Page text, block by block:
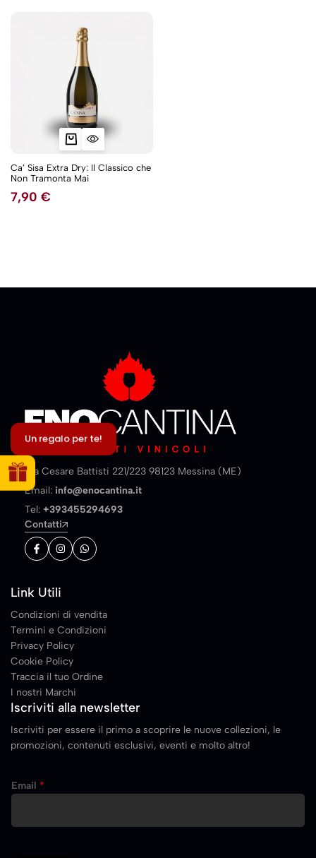
Ca’ Sisa Extra Dry: Il Classico che
Non Tramonta Mai
7,90 €
Via Cesare Battisti 221/223 98123 Messina (ME)
Email: info@enocantina.it
Tel: +393455294693
Contatti
Link Utili
Condizioni di vendita
Termini e Condizioni
Privacy Policy
Cookie Policy
Traccia il tuo Ordine
I nostri Marchi
Iscriviti alla newsletter
Iscriviti per essere il primo a scoprire le nuove collezioni, le
promozioni, contenuti esclusivi, eventi e molto altro!
m
i
Email *
5NEW
Un regalo per te!